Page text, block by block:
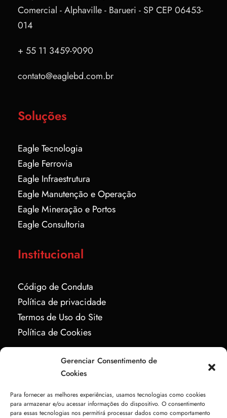
Gerenciar Consentimento de
Cookies
Para fornecer as melhores experiências, usamos tecnologias como cookies
para armazenar e/ou acessar informações do dispositivo. O consentimento
para essas tecnologias nos permitirá processar dados como comportamento
Comercial - Alphaville - Barueri - SP CEP 06453-
014
+ 55 11 3459-9090
contato@eaglebd.com.br
Soluções
Eagle Tecnologia
Eagle Ferrovia
Eagle Infraestrutura
Eagle Manutenção e Operação
Eagle Mineração e Portos
Eagle Consultoria
Institucional
Código de Conduta
Política de privacidade
Termos de Uso do Site
Política de Cookies
Redes Sociais